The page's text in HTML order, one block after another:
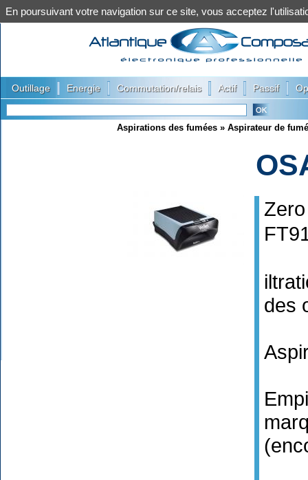
Outillage Energie Commutation/relais Actif Passif
Aspirations des fumées » Aspirateur de
des
En poursuivant votre navigation sur ce site, vous acceptez